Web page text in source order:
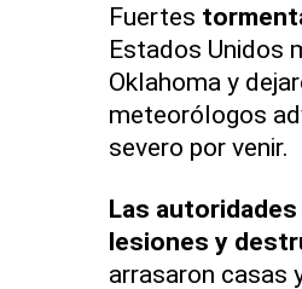
Fuertes
Estados Unidos
Oklahoma y
meteorólogos
severo por venir.
Las
lesiones y
arrasaron casas